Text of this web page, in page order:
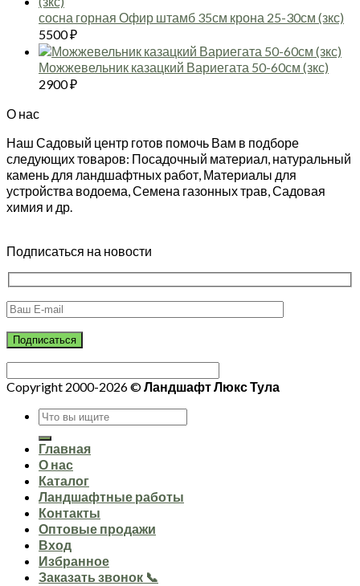
сосна горная Офир штамб 35см крона 25-30см (зкс)
5500₽
Можжевельник казацкий Вариегата 50-60см (зкс)
2900₽
О нас
Наш Садовый центр готов помочь Вам в подборе
следующих товаров: Посадочный материал, натуральный
камень для ландшафтных работ, Материалы для
устройства водоема, Семена газонных трав, Садовая
химия и др.
Подписаться на новости
Copyright 2000-2026 ©Ландшафт Люкс Тула
Искать:
Главная
О нас
Каталог
Ландшафтные работы
Контакты
Оптовые продажи
Вход
Избранное
Заказать звонок 📞